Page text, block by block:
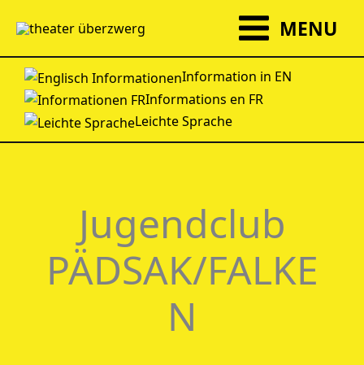
Inhalt
springen
MENU
Information in EN
Informations en FR
Leichte Sprache
Jugendclub
PÄDSAK/FALKE
N